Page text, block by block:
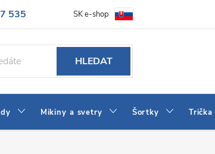
535
Naše prodejna Blog Kontakt
SK e-shop
HLEDAT
Mikiny a svetry Šortky Trička